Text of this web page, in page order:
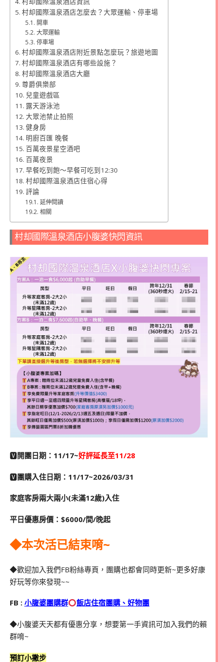
村却國際溫泉酒店怎麼去？大眾運輸、停車場
開車
大眾運輸
停車場
村却國際溫泉酒店附近景點怎麼玩？旅遊地圖
村却國際溫泉酒店有哪些設施？
村却國際溫泉酒店大廳
尊爵俱樂部
兒童遊戲區
露天游泳池
大眾池禁止拍照
健身房
明廚百匯 晚餐
百萬夜景星空酒吧
百萬夜景
早餐吃到飽～早餐可吃到12:30
村却國際溫泉酒店住宿心得
評論
延伸閱讀
相關
村却國際溫泉酒店小腹婆快閃資訊
🆅開團日期：11/17~好評延長至11/28
🆅團購入住日期：11/17~2026/03/31
家庭客房兩大兩小(未滿12歲)入住
平日優惠房價：$6000/間/晚起
◆本次活已結束唷~
◆歡迎加入我們FB粉絲專頁，團購也都會同時更新~更多好康
好玩等你來發現~~
FB : 小腹婆團購群 飯店住宿團購、好物團
◆小腹婆天天都有優惠分享，想要第一手資訊可加入我們的賴
群唷~
預訂小撇步